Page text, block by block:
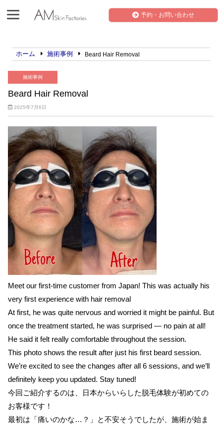
予約・お問い合わせ
ホーム 施術事例 Beard Hair Removal
施術事例
Beard Hair Removal
2025年7月6日
Meet our first-time customer from Japan! This was actually his
very first experience with hair removal
At first, he was quite nervous and worried it might be painful. But
once the treatment started, he was surprised — no pain at all!
He said it felt really comfortable throughout the session.
This photo shows the result after just his first beard session.
We’re excited to see the changes after all 6 sessions, and we’ll
definitely keep you updated. Stay tuned!
今回ご紹介するのは、日本からいらした脱毛体験が初めての
お客様です！
最初は「痛いのかな…？」と不安そうでしたが、施術が始ま